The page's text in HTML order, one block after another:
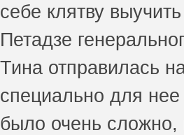
себе клятву
Петадзе
Тина отправилась
специально для нее
было очень